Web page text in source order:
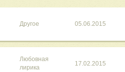
Другое 05.06.2015
Любовная
лирика
17.02.2015